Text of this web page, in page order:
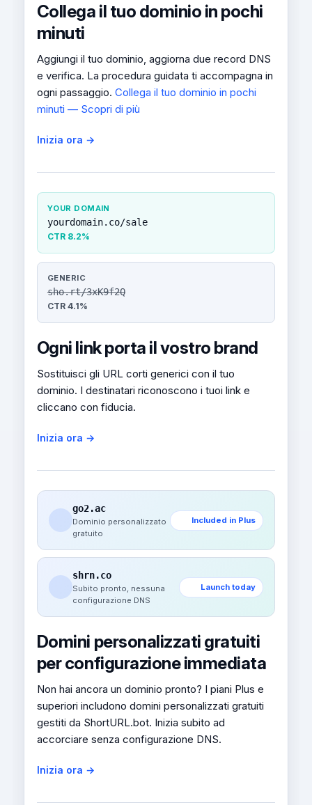
Collega il tuo dominio in pochi
minuti
Aggiungi il tuo dominio, aggiorna due record DNS
e verifica. La procedura guidata ti accompagna in
ogni passaggio. Collega il tuo dominio in pochi
minuti — Scopri di più
Inizia ora →
YOUR DOMAIN
yourdomain.co/sale
CTR 8.2%
GENERIC
sho.rt/3xK9f2Q
CTR 4.1%
Ogni link porta il vostro brand
Sostituisci gli URL corti generici con il tuo
dominio. I destinatari riconoscono i tuoi link e
cliccano con fiducia.
Inizia ora →
go2.ac
Dominio personalizzato
gratuito
Included in Plus
shrn.co
Subito pronto, nessuna
configurazione DNS
Launch today
Domini personalizzati gratuiti
per configurazione immediata
Non hai ancora un dominio pronto? I piani Plus e
superiori includono domini personalizzati gratuiti
gestiti da ShortURL.bot. Inizia subito ad
accorciare senza configurazione DNS.
Inizia ora →